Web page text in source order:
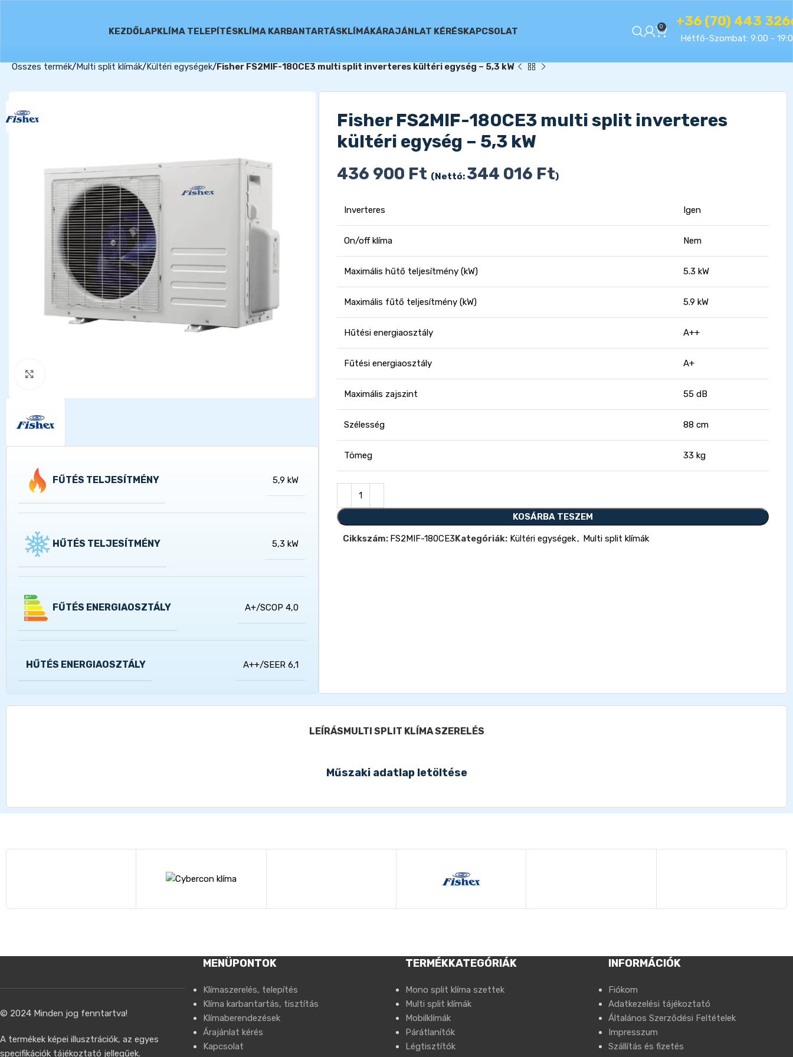
KEZDŐLAPKLÍMA TELEPÍTÉSKLÍMA KARBANTARTÁSKLÍMÁKÁRAJÁNLAT KÉRÉSKAPCSOLAT 0 +36 (70) 443
Hétfő-Szombat: 9:00 -
Összes termék Multi split klímák Kültéri egységek Fisher FS2MIF-180CE3 multi split inverteres kültéri egység – 5,3 kW
FŰTÉS TELJESÍTMÉNY 5,9 kW
HŰTÉS TELJESÍTMÉNY 5,3 kW
FŰTÉS ENERGIAOSZTÁLY A+/SCOP 4,0
HŰTÉS ENERGIAOSZTÁLY A++/SEER 6,1
Fisher FS2MIF-180CE3 multi split inverteres
kültéri egység – 5,3 kW
436 900 Ft (Nettó: 344 016 Ft)
Inverteres Igen
On/off klíma Nem
Maximális hűtő teljesítmény (kW) 5.3 kW
Maximális fűtő teljesítmény (kW) 5.9 kW
Hűtési energiaosztály A++
Fűtési energiaosztály A+
Maximális zajszint 55 dB
Szélesség 88 cm
Tömeg 33 kg
KOSÁRBA TESZEM
Cikkszám: FS2MIF-180CE3Kategóriák: Kültéri egységek, Multi split klímák
LEÍRÁSMULTI SPLIT KLÍMA SZERELÉS
Műszaki adatlap letöltése
© 2024 Minden jog fenntartva!
A termékek képei illusztrációk, az egyes
specifikációk tájékoztató jellegűek.
MENÜPONTOK
Klímaszerelés, telepítés
Klíma karbantartás, tisztítás
Klímaberendezések
Árajánlat kérés
Kapcsolat
TERMÉKKATEGÓRIÁK
Mono split klíma szettek
Multi split klímák
Mobilklímák
Párátlanítók
Légtisztítók
INFORMÁCIÓK
Fiókom
Adatkezelési tájékoztató
Általános Szerződési Feltételek
Impresszum
Szállítás és fizetés